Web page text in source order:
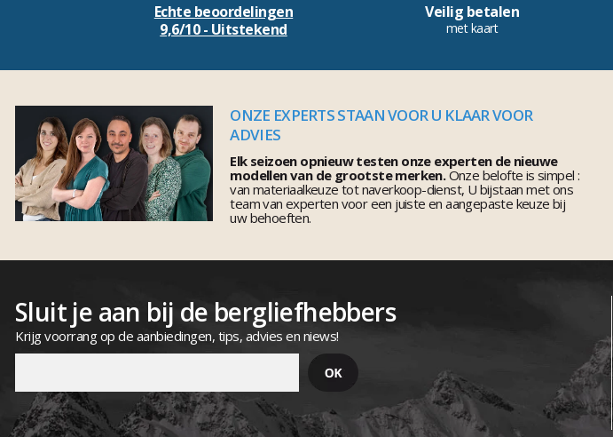
Echte beoordelingen
9,6/10 - Uitstekend
Veilig betalen
met kaart
ONZE EXPERTS STAAN VOOR U KLAAR VOOR
ADVIES
Elk seizoen opnieuw testen onze experten de nieuwe
modellen van de grootste merken.Onze belofte is simpel :
van materiaalkeuze tot naverkoop-dienst, U bijstaan met ons
team van experten voor een juiste en aangepaste keuze bij
uw behoeften.
Sluit je aan bij de bergliefhebbers
Krijg voorrang op de aanbiedingen, tips, advies en niews!